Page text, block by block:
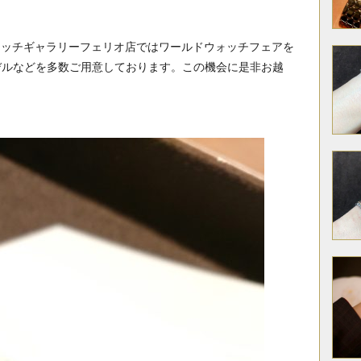
チギャラリーフェリオ店ではワールドウォッチフェアを
などを多数ご用意しております。この機会に是非お越